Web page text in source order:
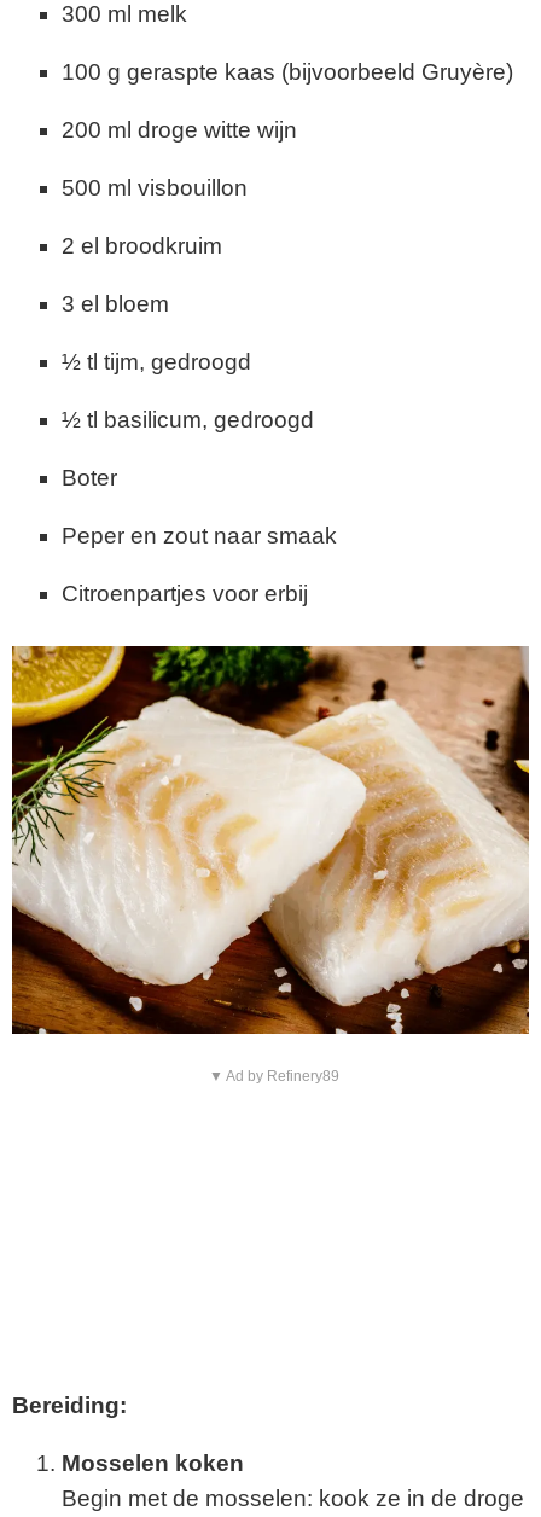
300 ml melk
100 g geraspte kaas (bijvoorbeeld Gruyère)
200 ml droge witte wijn
500 ml visbouillon
2 el broodkruim
3 el bloem
½ tl tijm, gedroogd
½ tl basilicum, gedroogd
Boter
Peper en zout naar smaak
Citroenpartjes voor erbij
▼ Ad by Refinery89
Bereiding:
Mosselen koken
Begin met de mosselen: kook ze in de droge